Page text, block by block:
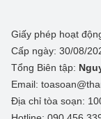
Giấy phép hoạt
Cấp ngày: 30/08/
Tổng Biên tập:
Email:
Địa chỉ tòa soạn: